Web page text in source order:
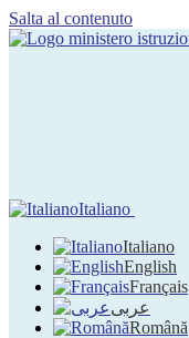
Salta al contenuto
Italiano
Italiano
English
Français
عربى
Română